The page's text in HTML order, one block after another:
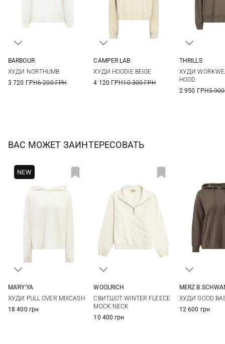
BARBOUR
ХУДИ NORTHUMB
3 720 ГРН6 200 ГРН
CAMPER LAB
ХУДИ HOODIE BEIGE
4 120 ГРН10 300 ГРН
THRILLS
ХУДИ
HOOD
2 950 ГРН5
ВАС МОЖЕТ ЗАИНТЕРЕСОВАТЬ
MA'RY'YA
ХУДИ PULL OVER MIXCASH
18 400 грн
WOOLRICH
СВИТШОТ WINTER FLEECE
MOCK NECK
10 400 грн
MERZ
ХУДИ GOOD
12 600 грн